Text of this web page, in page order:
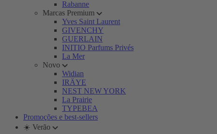
Rabanne
Marcas Premium
Yves Saint Laurent
GIVENCHY
GUERLAIN
INITIO Parfums Privés
La Mer
Novo
Widian
IRÄYE
NEST NEW YORK
La Prairie
TYPEBEA
Promoções e best-sellers
☀️ Verão